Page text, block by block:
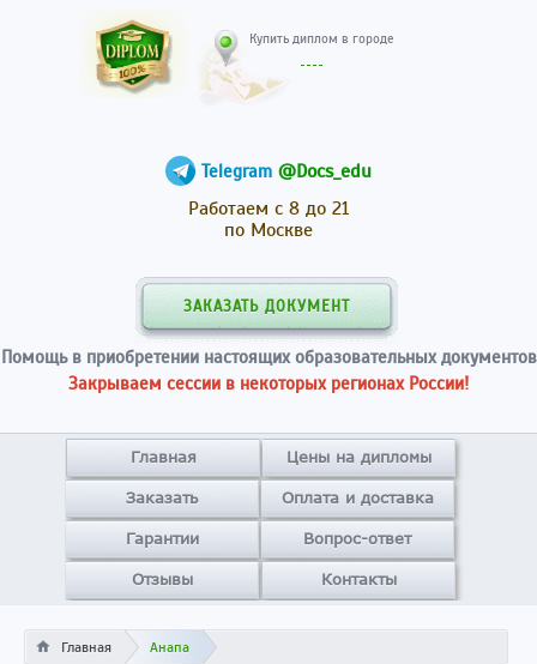
Telegram @Docs_edu
Работаем с 8 до 21
по Москве
ЗАКАЗАТЬ ДОКУМЕНТ
Помощь в приобретении настоящих образовательных документов
Закрываем сессии в некоторых регионах России!
Главная Цены на дипломы
Заказать Оплата и доставка
Гарантии Вопрос-ответ
Отзывы Контакты
Главная Анапа